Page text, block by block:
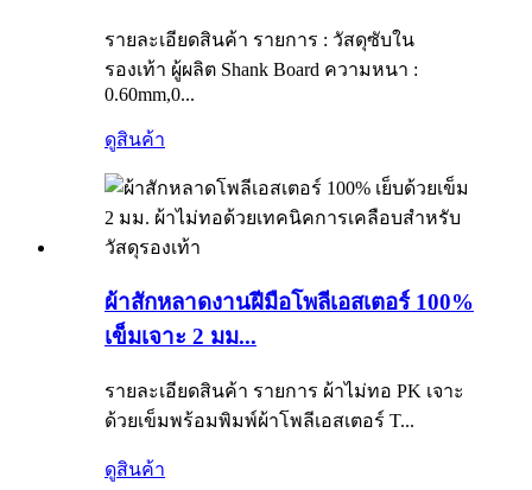
รายละเอียดสินค้า รายการ : วัสดุซับใน
รองเท้า ผู้ผลิต Shank Board ความหนา :
0.60mm,0...
ดูสินค้า
ผ้าสักหลาดงานฝีมือโพลีเอสเตอร์ 100%
เข็มเจาะ 2 มม...
รายละเอียดสินค้า รายการ ผ้าไม่ทอ PK เจาะ
ด้วยเข็มพร้อมพิมพ์ผ้าโพลีเอสเตอร์ T...
ดูสินค้า